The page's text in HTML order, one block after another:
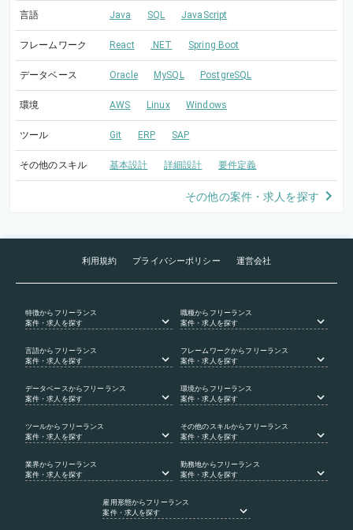
言語 Java SQL JavaScript
フレームワーク React .NET Spring Boot
データベース Oracle MySQL PostgreSQL
環境 AWS Linux Windows
ツール Git ERP SAP
その他のスキル 基本設計 詳細設計 要件定義
その他の案件・求人を探す
利用規約 プライバシーポリシー 運営会社
特徴からフリーランス
案件・求人を探す
職種からフリーランス
案件・求人を探す
言語からフリーランス
案件・求人を探す
フレームワークからフリーランス
案件・求人を探す
データベース からフリーランス
案件・求人を探す
環境からフリーランス
案件・求人を探す
ツールからフリーランス
案件・求人を探す
その他のスキルからフリーランス
案件・求人を探す
業界からフリーランス
案件・求人を探す
勤務地からフリーランス
案件・求人を探す
雇用形態からフリーランス
案件・求人を探す